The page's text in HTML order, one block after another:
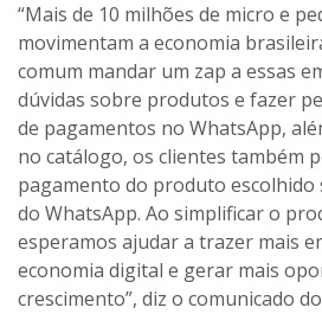
“Mais de 10 milhões de micro e
movimentam a economia
comum mandar um zap a essas
dúvidas sobre produtos e fazer
de pagamentos no WhatsApp,
no catálogo, os clientes também
pagamento do produto escolhido
do WhatsApp. Ao simplificar o
esperamos ajudar a trazer mais
economia digital e gerar mais
crescimento”, diz o comunicado